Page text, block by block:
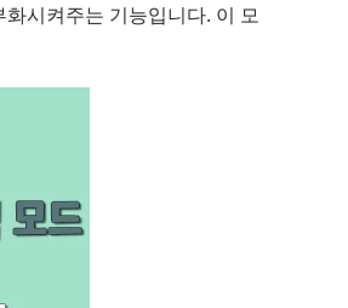
시켜주는 기능입니다. 이 모